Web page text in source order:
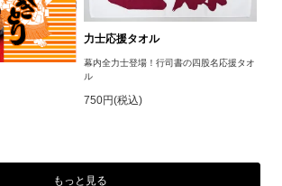
力士応援タオル
幕内全力士登場！行司書の四股名応援タオ
ル
750円(税込)
もっと見る